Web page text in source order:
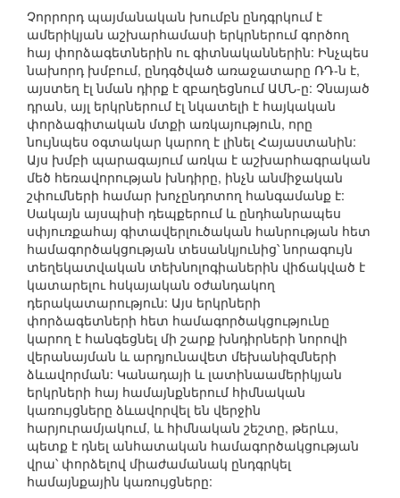
Չորրորդ պայմանական խումբն ընդգրկում է
ամերիկյան աշխարհամասի երկրներում գործող
հայ փորձագետներին ու գիտնականներին: Ինչպես
նախորդ խմբում, ընդգծված առաջատարը ՌԴ-ն է,
այստեղ էլ նման դիրք է զբաղեցնում ԱՄՆ-ը: Չնայած
դրան, այլ երկրներում էլ նկատելի է հայկական
փորձագիտական մտքի առկայություն, որը
նույնպես օգտակար կարող է լինել Հայաստանին:
Այս խմբի պարագայում առկա է աշխարհագրական
մեծ հեռավորության խնդիրը, ինչն անմիջական
շփումների համար խոչընդոտող հանգամանք է:
Սակայն այսպիսի դեպքերում և ընդհանրապես
սփյուռքահայ գիտավերլուծական հանրության հետ
համագործակցության տեսանկյունից՝ նորագույն
տեղեկատվական տեխնոլոգիաներին վիճակված է
կատարելու հսկայական օժանդակող
դերակատարություն: Այս երկրների
փորձագետների հետ համագործակցությունը
կարող է հանգեցնել մի շարք խնդիրների նորովի
վերանայման և արդյունավետ մեխանիզմների
ձևավորման: Կանադայի և լատինաամերիկյան
երկրների հայ համայնքներում հիմնական
կառույցները ձևավորվել են վերջին
հարյուրամյակում, և հիմնական շեշտը, թերևս,
պետք է դնել անհատական համագործակցության
վրա՝ փորձելով միաժամանակ ընդգրկել
համայնքային կառույցները: